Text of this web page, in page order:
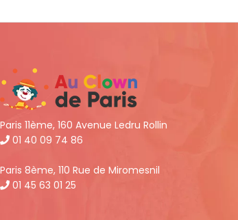
Paris 11ème, 160 Avenue Ledru Rollin
01 40 09 74 86
Paris 8ème, 110 Rue de Miromesnil
01 45 63 01 25